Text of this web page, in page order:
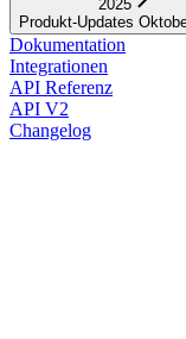
2025
Produkt-Updates
Dokumentation
Integrationen
API Referenz
API V2
Changelog